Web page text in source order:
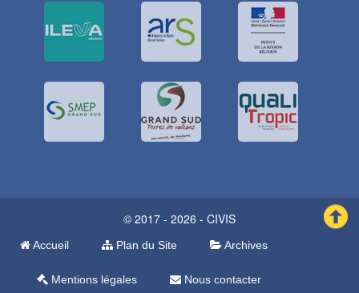
© 2017 - 2026 - CIVIS
Accueil Plan du Site Archives
Mentions légales Nous contacter